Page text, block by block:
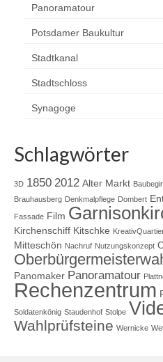
Panoramatour
Potsdamer Baukultur
Stadtkanal
Stadtschloss
Synagoge
Schlagwörter
3D 1850 2012 Alter Markt
Brauhausberg Denkmalpflege Dombert
Fassade Film
Kirchenschiff Kitschke
Mitteschön Nachruf Nutzungskonzept
Panomaker Panoramatour
Rechenzentrum
Soldatenkönig Staudenhof Stolpe
Wahlprüfsteine Wernicke